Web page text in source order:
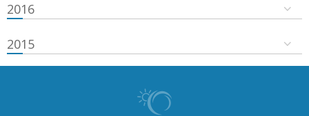
2016
2015